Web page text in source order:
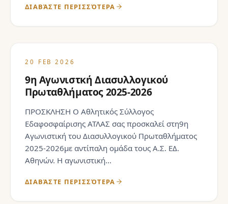
ΔΙΑΒΆΣΤΕ ΠΕΡΙΣΣΌΤΕΡΑ
20 FEB 2026
9η Αγωνιστκή Διασυλλογικού
Πρωταθλήματος 2025-2026
ΠΡΟΣΚΛΗΣΗ Ο Αθλητικός Σύλλογος
Εδαφοσφαίρισης ΑΤΛΑΣ σας προσκαλεί στη9η
Αγωνιστική του Διασυλλογικού Πρωταθλήματος
2025-2026με αντίπαλη ομάδα τους Α.Σ. ΕΔ.
Αθηνών. Η αγωνιστική...
ΔΙΑΒΆΣΤΕ ΠΕΡΙΣΣΌΤΕΡΑ